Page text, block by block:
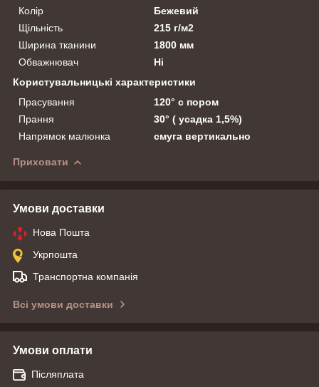
Колір
Бежевий
Щільність
215 г/м2
Ширина тканини
1800 мм
Обважнювач
Ні
Користувальницькі характеристики
Прасування
120° с пором
Прання
30° ( усадка 1,5%)
Напрямок малюнка
смуга вертикально
Приховати
Умови доставки
Нова Пошта
Укрпошта
Транспортна компанія
Всі умови доставки
Умови оплати
Післяплата